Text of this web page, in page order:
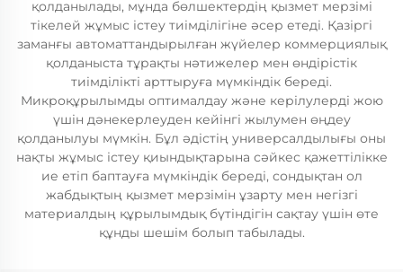
қолданылады, мұнда бөлшектердің қызмет мерзімі
тікелей жұмыс істеу тиімділігіне әсер етеді. Қазіргі
заманғы автоматтандырылған жүйелер коммерциялық
қолданыста тұрақты нәтижелер мен өндірістік
тиімділікті арттыруға мүмкіндік береді.
Микроқұрылымды оптималдау және керілулерді жою
үшін дәнекерлеуден кейінгі жылумен өңдеу
қолданылуы мүмкін. Бұл әдістің универсалдылығы оны
нақты жұмыс істеу қиындықтарына сәйкес қажеттілікке
ие етіп баптауға мүмкіндік береді, сондықтан ол
жабдықтың қызмет мерзімін ұзарту мен негізгі
материалдың құрылымдық бүтіндігін сақтау үшін өте
құнды шешім болып табылады.